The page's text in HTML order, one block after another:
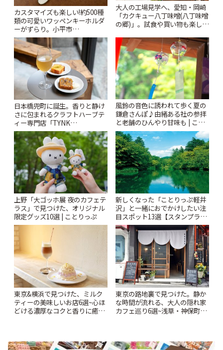
カスタマイズも楽しい!約500種
類の可愛いワッペンキーホルダ
ーがずらり。小平市
「Kimamaya T&K」 | ことりっ
ぷ
大人の工場見学へ、愛知・岡崎
「カクキュー八丁味噌(八丁味噌
の郷)」。試食や買い物も楽しみ
日本橋兜町に誕生。香りと静け
さに包まれるクラフトハーブテ
ィー専門店「TYNK
Kabutocho」 | ことりっぷ
風鈴の音色に誘われて歩く夏の
鎌倉さんぽ♪由緒ある社の参拝
と老舗のひんやり甘味も | こと
りっぷ
上野「大ゴッホ展 夜のカフェテ
ラス」で見つけた、オリジナル
限定グッズ10選 | ことりっぷ
新しくなった「ことりっぷ軽井
沢」と一緒におでかけしたい注
目スポット13選【スタンプラリ
ー開催中】 | ことりっぷ
東京&横浜で見つけた、ミルク
ティーの美味しいお店6選~心ほ
どける濃厚なコクと香りに癒や
東京の路地裏で見つけた。静か
な時間が流れる、大人の隠れ家
カフェ巡り6選~浅草・神保町・